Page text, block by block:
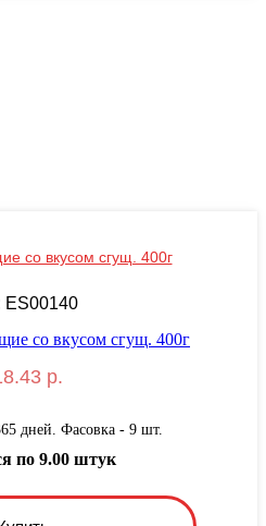
со вкусом сгущ. 400г
ES00140
р.
дней. Фасовка - 9 шт.
по 9.00 штук